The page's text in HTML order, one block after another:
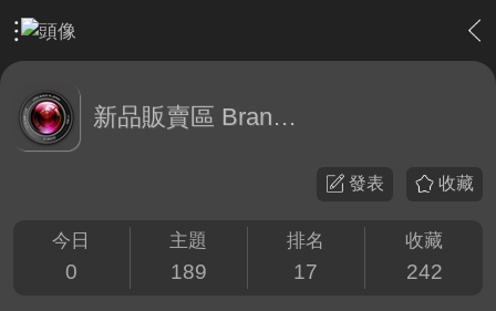
敗家特區 For Sale or Trade › 新品販賣區 Brand new
新品販賣區 Brand new Plaza
收藏
發表
今日
0
主題
189
排名
17
收藏
242